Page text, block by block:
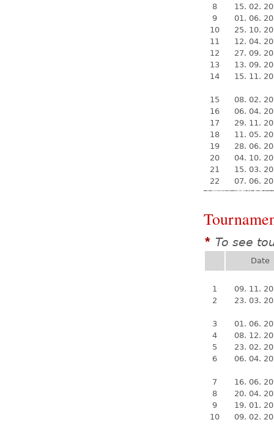
8
15. 02.
9
01. 06.
10
25. 10.
11
12. 04.
12
27. 09.
13
13. 09.
14
15. 11.
15
08. 02.
16
06. 04.
17
29. 11.
18
11. 05.
19
28. 06.
20
04. 10.
21
15. 03.
22
07. 06.
* To see
Date
1
09. 11.
2
23. 03.
3
01. 06.
4
08. 12.
5
23. 02.
6
06. 04.
7
16. 06.
8
20. 04.
9
19. 01.
10
09. 02.